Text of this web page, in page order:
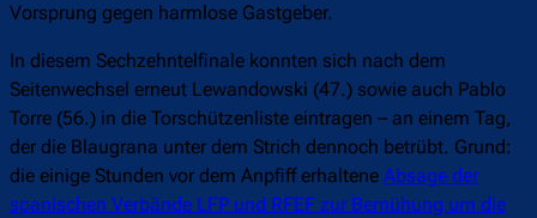
Vorsprung gegen harmlose Gastgeber.
In diesem Sechzehntelfinale konnten sich nach dem
Seitenwechsel erneut Lewandowski (47.) sowie auch Pablo
Torre (56.) in die Torschützenliste eintragen – an einem Tag,
der die Blaugrana unter dem Strich dennoch betrübt. Grund:
die einige Stunden vor dem Anpfiff erhaltene Absage der
spanischen Verbände LFP und RFEF zur Bemühung um die